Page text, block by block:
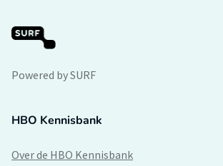
Powered by SURF
HBO Kennisbank
Over de HBO Kennisbank